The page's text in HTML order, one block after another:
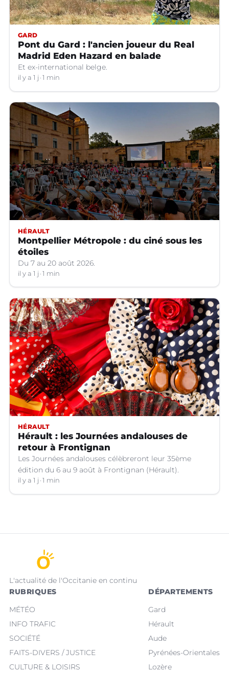
GARD
Pont du Gard : l'ancien joueur du Real
Madrid Eden Hazard en balade
Et ex-international belge.
il y a 1 j 1 min
HÉRAULT
Montpellier Métropole : du ciné sous les
étoiles
Du 7 au 20 août 2026.
il y a 1 j 1 min
HÉRAULT
Hérault : les Journées andalouses de
retour à Frontignan
Les Journées andalouses célèbreront leur 35ème
édition du 6 au 9 août à Frontignan (Hérault).
il y a 1 j 1 min
L'actualité de l'Occitanie en continu
RUBRIQUES
MÉTÉO
INFO TRAFIC
SOCIÉTÉ
FAITS-DIVERS / JUSTICE
CULTURE & LOISIRS
DÉPARTEMENTS
Gard
Hérault
Aude
Pyrénées-Orientales
Lozère